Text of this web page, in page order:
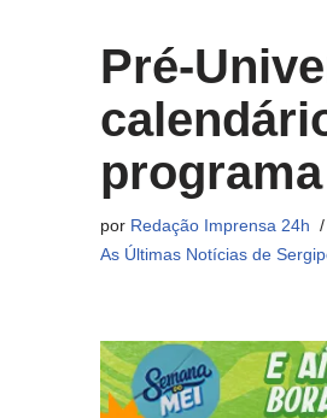
Pré-
programa
por Redação Imprensa 24h
As Últimas Notícias de